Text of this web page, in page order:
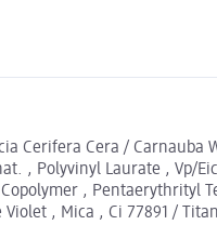
Cerifera Cera /
, Polyvinyl Laurate , Vp/
,
, Mica , Ci 77891 /